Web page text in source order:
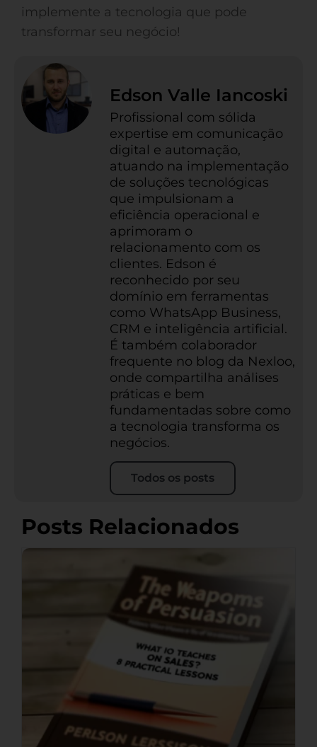
implemente a tecnologia que pode
transformar seu negócio!
Edson Valle Iancoski
Profissional com sólida
expertise em comunicação
digital e automação,
atuando na implementação
de soluções tecnológicas
que impulsionam a
eficiência operacional e
aprimoram o
relacionamento com os
clientes. Edson é
reconhecido por seu
domínio em ferramentas
como WhatsApp Business,
CRM e inteligência artificial.
É também colaborador
frequente no blog da Nexloo,
onde compartilha análises
práticas e bem
fundamentadas sobre como
a tecnologia transforma os
negócios.
Todos os posts
Posts Relacionados